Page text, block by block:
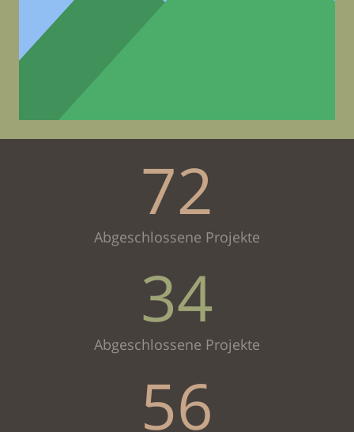
72
Abgeschlossene Projekte
34
Abgeschlossene Projekte
56